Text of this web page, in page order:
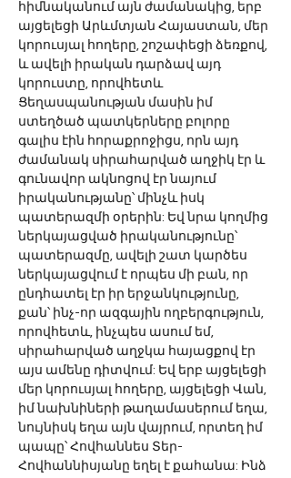
հիմնականում այն ժամանակից, երբ
այցելեցի Արևմտյան Հայաստան, մեր
կորուսյալ հողերը, շոշափեցի ձեռքով,
և ավելի իրական դարձավ այդ
կորուստը, որովհետև
Ցեղասպանության մասին իմ
ստեղծած պատկերները բոլորը
գալիս էին հորաքրոջիցս, որն այդ
ժամանակ սիրահարված աղջիկ էր և
գունավոր ակնոցով էր նայում
իրականությանը՝ մինչև իսկ
պատերազմի օրերին: Եվ նրա կողմից
ներկայացված իրականությունը՝
պատերազմը, ավելի շատ կարծես
ներկայացվում է որպես մի բան, որ
ընդհատել էր իր երջանկությունը,
քան՝ ինչ-որ ազգային ողբերգություն,
որովհետև, ինչպես ասում եմ,
սիրահարված աղջկա հայացքով էր
այս ամենը դիտվում: Եվ երբ այցելեցի
մեր կորուսյալ հողերը, այցելեցի Վան,
իմ նախնիների թաղամասերում եղա,
նույնիսկ եղա այն վայրում, որտեղ իմ
պապը՝ Հովհաննես Տեր-
Հովհաննիսյանը եղել է քահանա: Ինձ